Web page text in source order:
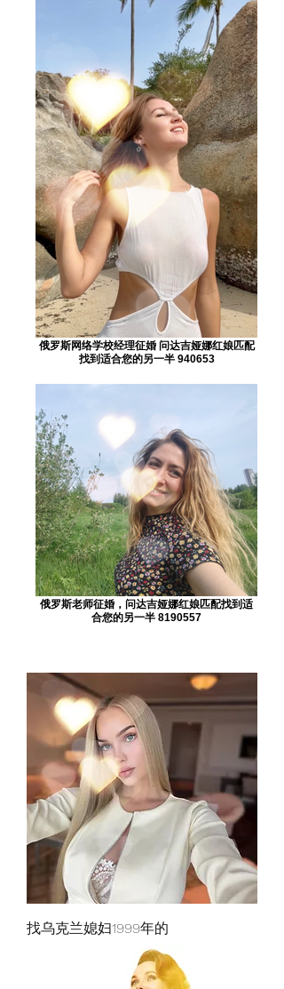
俄罗斯网络学校经理征婚 问达吉娅娜红娘匹配
找到适合您的另一半 940653
俄罗斯老师征婚，问达吉娅娜红娘匹配找到适
合您的另一半 8190557
找乌克兰媳妇1999年的